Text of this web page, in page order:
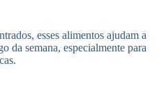
esses alimentos ajudam a
da semana, especialmente para